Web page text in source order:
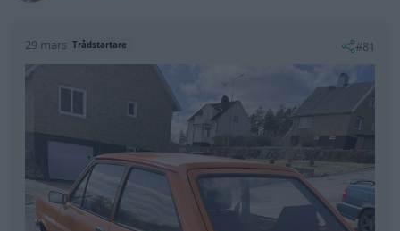
29 mars Trådstartare #81